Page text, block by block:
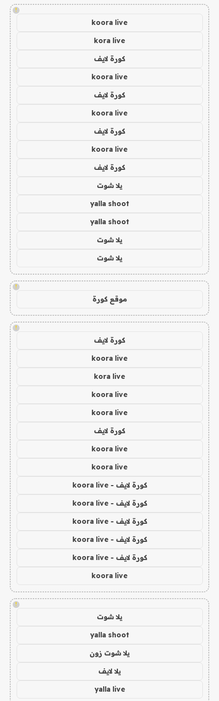
!
koora live
kora live
كورة لايف
koora live
كورة لايف
koora live
كورة لايف
koora live
كورة لايف
يلا شوت
yalla shoot
yalla shoot
يلا شوت
يلا شوت
!
موقع كورة
!
كورة لايف
koora live
kora live
koora live
koora live
كورة لايف
koora live
koora live
كورة لايف - koora live
كورة لايف - koora live
كورة لايف - koora live
كورة لايف - koora live
كورة لايف - koora live
koora live
!
يلا شوت
yalla shoot
يلا شوت زون
يلا لايف
yalla live